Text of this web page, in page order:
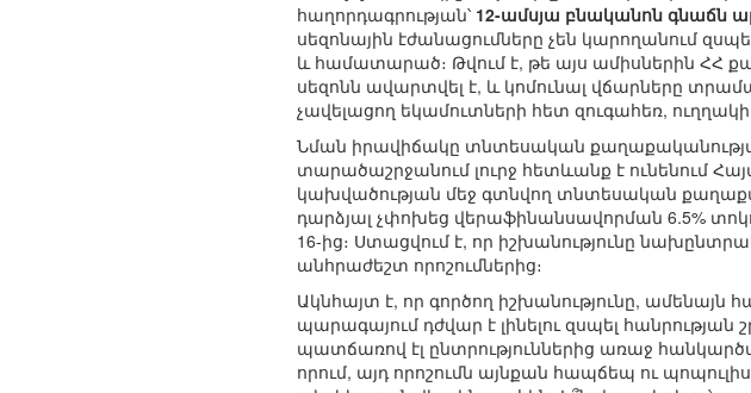
հաղորդագրության՝ 12-ամսյա բնականոն գնաճն
սեզոնային էժանացումները չեն կարողանում
և համատարած։ Թվում է, թե այս ամիսներին ՀՀ
սեզոնն ավարտվել է, և կոմունալ վճարները
չավելացող եկամուտների հետ զուգահեռ,
Նման իրավիճակը տնտեսական
տարածաշրջանում լուրջ հետևանք է ունենում
կախվածության մեջ գտնվող տնտեսական
դարձյալ չփոխեց վերաֆինանսավորման 6.5%
16-ից։ Ստացվում է, որ իշխանությունը
անհրաժեշտ որոշումներից։
Ակնհայտ է, որ գործող իշխանությունը,
պարագայում դժվար է լինելու զսպել
պատճառով էլ ընտրություններից առաջ
որում, այդ որոշումն այնքան հապճեպ ու